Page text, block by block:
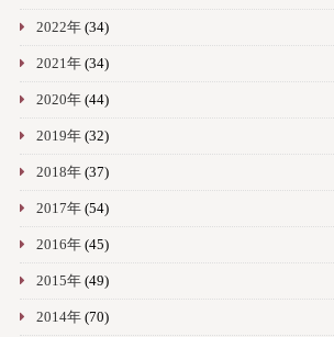
2022年(34)
2021年(34)
2020年(44)
2019年(32)
2018年(37)
2017年(54)
2016年(45)
2015年(49)
2014年(70)